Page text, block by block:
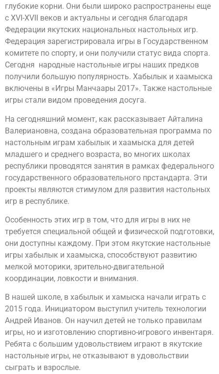
глубокие корни. Они были широко распространены еще
с XVI-XVII веков и актуальны и сегодня благодаря
Федерации якутских национальных настольных игр.
Федерация зарегистрировала игры в Государственном
комитете по спорту, и они получили статус вида спорта.
Сегодня народные настольные игры наших предков
получили большую популярность. Хабылык и хаамыска
включены в «Игры Манчаары 2017». Также настольные
игры стали видом проведения досуга.
На сегодняшний момент, как рассказывает Айталина
Валериановна, создана образовательная программа по
настольным играм хабылык и хаамыска для детей
младшего и среднего возраста, во многих школах
республики проводятся занятия в рамках федерального
государственного образовательного прстандарта. Эти
проекты являются стимулом для развития настольных
игр в республике.
Особенность этих игр в том, что для игры в них не
требуется специальной общей и физической подготовки,
они доступны каждому. При этом якутские настольные
игры хабылык и хаамыска, способствуют развитию
мелкой моторики, зрительно-двигательной
координации, ловкости и внимания.
В нашей школе, в хабылык и хамыска начали играть с
2015 года. Инициатором выступил учитель технологии
Андрей Иванов. Он научил детей не только правилам
игры, но и изготовлению спортивно-игрового инвентаря.
Ребята с большим удовольствием играют в якутские
настольные игры, не отказывают в удовольствии
сыграть и взрослые.